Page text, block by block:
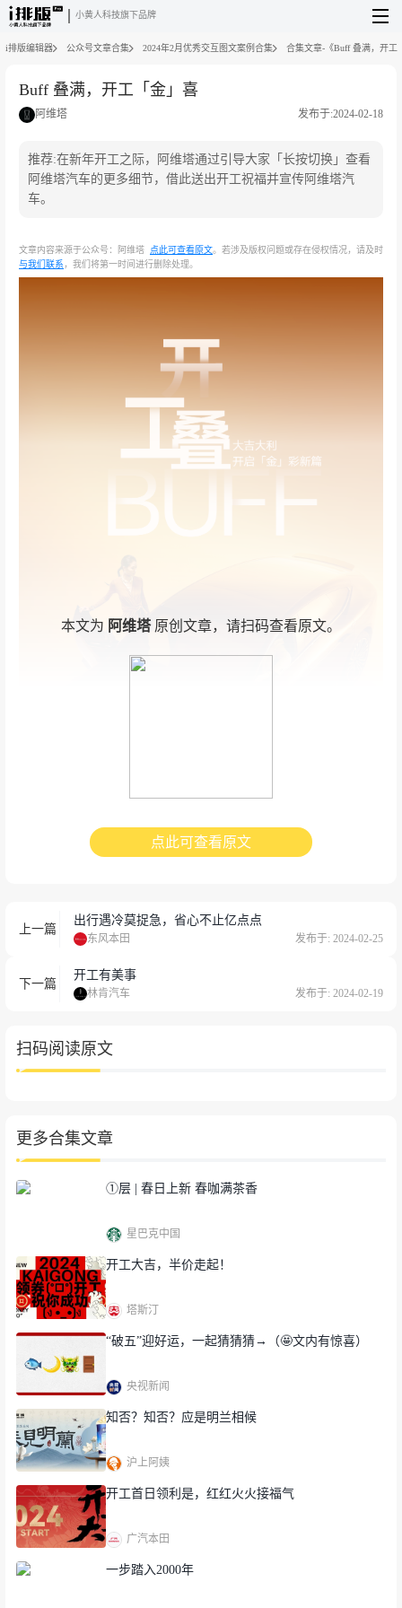
小黄人科技旗下品牌
i排版编辑器 公众号文章合集 2024年2月优秀交互图文案例合集 合集文章-《Buff 叠满，开工
Buff 叠满，开工「金」喜
阿维塔 发布于:2024-02-18
推荐:在新年开工之际，阿维塔通过引导大家「长按切换」查看
阿维塔汽车的更多细节，借此送出开工祝福并宣传阿维塔汽
车。
文章内容来源于公众号：阿维塔 点此可查看原文。若涉及版权问题或存在侵权情况，请及时
与我们联系 ，我们将第一时间进行删除处理。
本文为 阿维塔 原创文章，请扫码查看原文。
点此可查看原文
上一篇
出行遇冷莫捉急，省心不止亿点点
东风本田 发布于: 2024-02-25
下一篇
开工有美事
林肯汽车 发布于: 2024-02-19
扫码阅读原文
更多合集文章
①层 | 春日上新 春咖满茶香
星巴克中国
开工大吉，半价走起！
塔斯汀
“破五”迎好运，一起猜猜猜→（🤩文内有惊喜）
央视新闻
知否？知否？应是明兰相候
沪上阿姨
开工首日领利是，红红火火接福气
广汽本田
一步踏入2000年